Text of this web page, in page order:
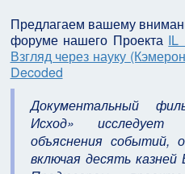
Предлагаем вашему
форуме нашего Проекта IL
Взгляд через науку
Decoded
Документальный
Исход» исследует
объяснения событий,
включая десять